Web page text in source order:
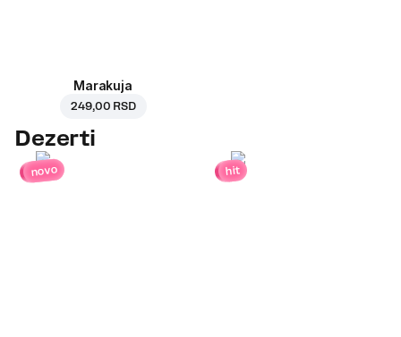
Marakuja
249,00 RSD
Dezerti
novo hit